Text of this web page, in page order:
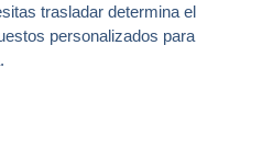
trasladar determina el
personalizados para